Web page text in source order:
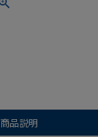
商品説明